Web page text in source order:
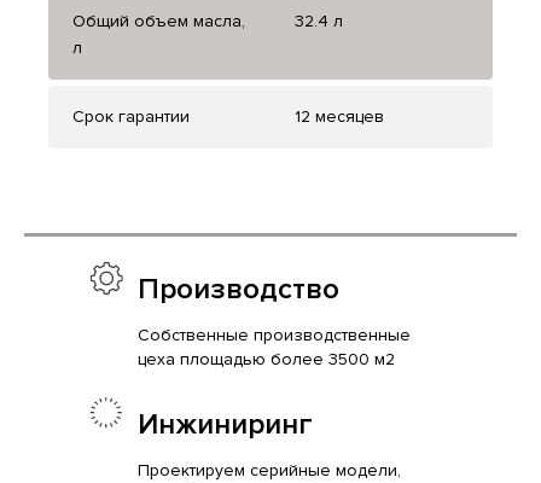
Общий объем масла,
л
32.4 л
Срок гарантии 12 месяцев
Производство
Собственные производственные
цеха площадью более 3500 м2
Инжиниринг
Проектируем серийные модели,